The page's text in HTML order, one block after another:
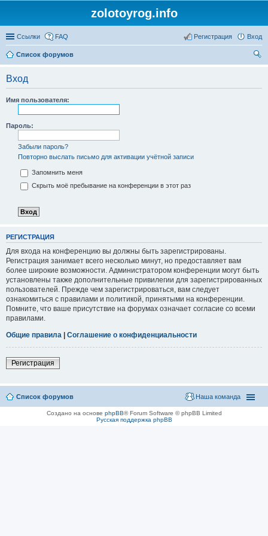
zolotoyrog.info
Ссылки FAQ Вход
Регистрация
Список форумов
Вход
Имя пользователя:
Пароль:
Забыли пароль?
Повторно выслать письмо для активации учётной записи
Запомнить меня
Скрыть моё пребывание на конференции в этот раз
РЕГИСТРАЦИЯ
Для входа на конференцию вы должны быть зарегистрированы.
Регистрация занимает всего несколько минут, но предоставляет вам
более широкие возможности. Администратором конференции могут быть
установлены также дополнительные привилегии для зарегистрированных
пользователей. Прежде чем зарегистрироваться, вам следует
ознакомиться с правилами и политикой, принятыми на конференции.
Помните, что ваше присутствие на форумах означает согласие со всеми
правилами.
Общие правила | Соглашение о конфиденциальности
Регистрация
Список форумов Наша команда
Создано на основе phpBB® Forum Software © phpBB Limited
Русская поддержка phpBB